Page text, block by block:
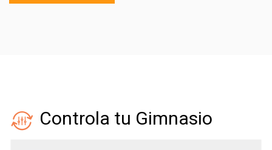
Controla tu Gimnasio